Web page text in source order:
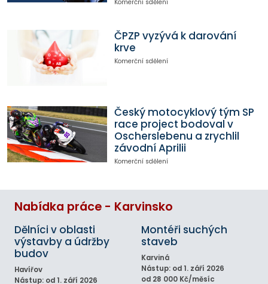
Komerční sdělení
ČPZP vyzývá k darování
krve
Komerční sdělení
Český motocyklový tým SP
race project bodoval v
Oscherslebenu a zrychlil
závodní Aprilii
Komerční sdělení
Nabídka práce - Karvinsko
Dělníci v oblasti
výstavby a údržby
budov
Havířov
Nástup: od 1. září 2026
Montéři suchých
staveb
Karviná
Nástup: od 1. září 2026
od 28 000 Kč/měsíc